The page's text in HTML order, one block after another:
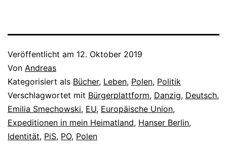
Veröffentlicht am 12. Oktober 2019
Von Andreas
Kategorisiert als Bücher, Leben, Polen, Politik
Verschlagwortet mit Bürgerplattform, Danzig, Deutsch,
Emilia Smechowski, EU, Europäische Union,
Expeditionen in mein Heimatland, Hanser Berlin,
Identität, PiS, PO, Polen